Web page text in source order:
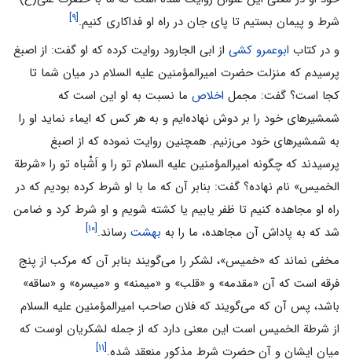
شرط و پیمان‌ بستیم‌ تا پای‌ جان‌ در راه‌ او فداکاری‌ کنیم‌.[۹]
و در کتاب ابوعمرو کشی از ابى الجارود روایت کرده که او گفت: از اصبغ
پرسیدم که منزلت حضرت امیرالمؤمنین علیه السلام در میان شما تا
کجا است؟ گفت: مجمل اخلاص ما نسبت به او این است که
شمشیرهاى خود را بر دوش نهاده‌ایم و به هر کس که ایماء نماید او را
به شمشیرهاى خود مى‌زنیم. همچنین روایت نموده که از اصبغ
پرسیدند که چگونه امیرالمؤمنین علیه السلام تو را و اَشْباه تو را «شرطة
الخمیس» نام نهاده؟ گفت: بنابر آن که ما با او شرط کرده بودیم که در
راه او مجاهده کنیم تا ظفر یابیم یا کشته شویم و او شرط کرد و ضامن
شد که به پاداش آن مجاهده، ما را به بهشت رساند.[۱۰]
مخفى نماند که «خمیس»، لشکر را مى‌گویند بنابر آن که مرکب از پنج
فرقه است که آن «مقدمه» و «قلب» و «میمنه» و «میسره» و «ساقه»
باشد، پس آن که مى‌گویند که فلان صاحب امیرالمؤمنین علیه السلام
از شرطة الخمیس است این معنى دارد که از جمله لشکریان اوست که
میان ایشان و آن حضرت شرط مذکور منعقد شده.[۱۱]